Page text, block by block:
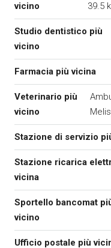
vicino
39.5
Studio dentistico più
vicino
Farmacia più vicina
Veterinario più
vicino
Stazione di servizio
Stazione ricarica
vicina
Sportello bancomat
vicino
Ufficio postale più